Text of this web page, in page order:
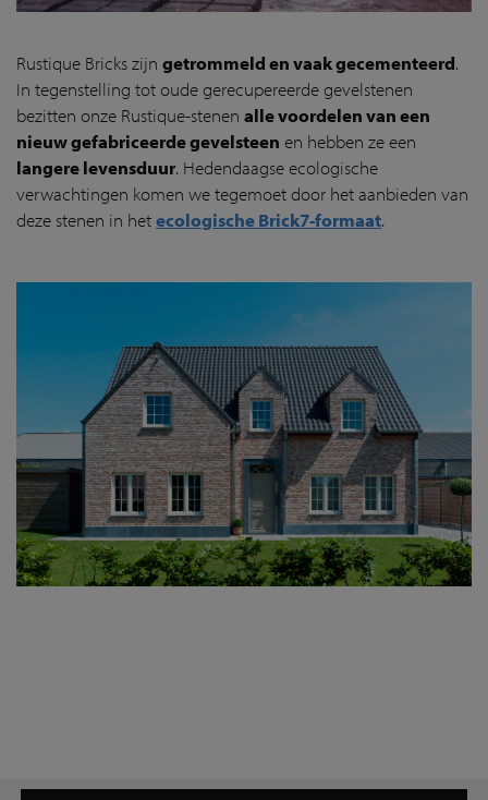
Rustique Bricks zijn getrommeld en vaak gecementeerd.
In tegenstelling tot oude gerecupereerde gevelstenen
bezitten onze Rustique-stenen alle voordelen van een
nieuw gefabriceerde gevelsteen en hebben ze een
langere levensduur. Hedendaagse ecologische
verwachtingen komen we tegemoet door het aanbieden van
deze stenen in hetecologische Brick7-formaat.